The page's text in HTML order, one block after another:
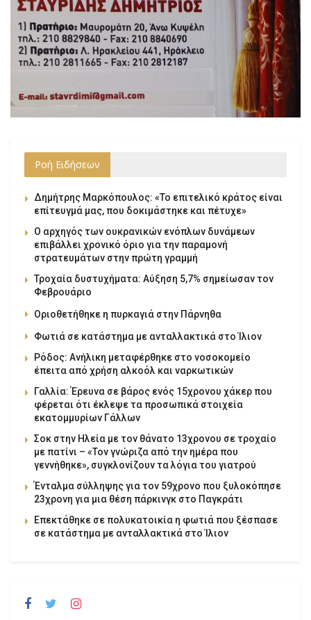
Ροή Ειδήσεων
Δημήτρης Μαρκόπουλος: «Το επιτελικό κράτος είναι
επίτευγμά μας, που δοκιμάστηκε και πέτυχε»
Ο αρχηγός των ουκρανικών ενόπλων δυνάμεων
επιβάλλει χρονικό όριο για την παραμονή
στρατευμάτων στην πρώτη γραμμή
Τροχαία δυστυχήματα: Αύξηση 5,7% σημείωσαν τον
Φεβρουάριο
Οριοθετήθηκε η πυρκαγιά στην Πάρνηθα
Φωτιά σε κατάστημα με ανταλλακτικά στο Ίλιον
Ρόδος: Ανήλικη μεταφέρθηκε στο νοσοκομείο
έπειτα από χρήση αλκοόλ και ναρκωτικών
Γαλλία: Έρευνα σε βάρος ενός 15χρονου χάκερ που
φέρεται ότι έκλεψε τα προσωπικά στοιχεία
εκατομμυρίων Γάλλων
Σοκ στην Ηλεία με τον θάνατο 13χρονου σε τροχαίο
με πατίνι – «Τον γνώριζα από την ημέρα που
γεννήθηκε», συγκλονίζουν τα λόγια του γιατρού
Ένταλμα σύλληψης για τον 59χρονο που ξυλοκόπησε
23χρονη για μια θέση πάρκινγκ στο Παγκράτι
Επεκτάθηκε σε πολυκατοικία η φωτιά που ξέσπασε
σε κατάστημα με ανταλλακτικά στο Ίλιον